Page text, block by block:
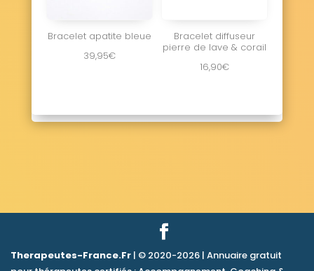
Bracelet apatite bleue
39,95€
Bracelet diffuseur
pierre de lave & corail
16,90€
Therapeutes-France.Fr | © 2020-2026 | Annuaire gratuit